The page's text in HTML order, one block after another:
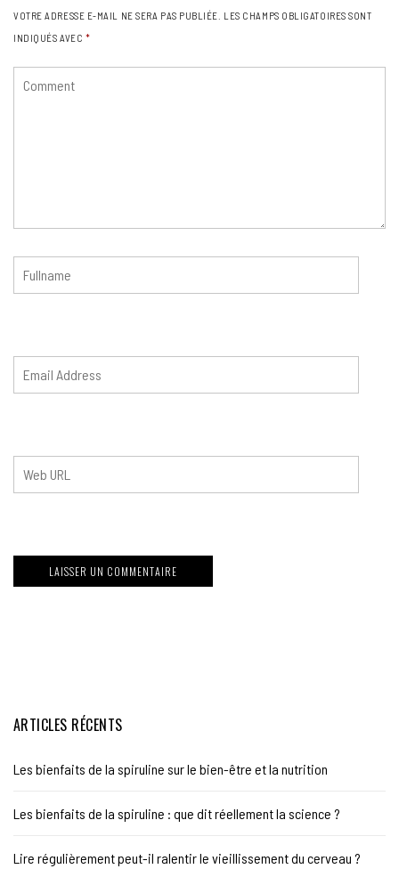
VOTRE ADRESSE E-MAIL NE SERA PAS PUBLIÉE.
LES CHAMPS OBLIGATOIRES SONT
INDIQUÉS AVEC *
ARTICLES RÉCENTS
Les bienfaits de la spiruline sur le bien-être et la nutrition
Les bienfaits de la spiruline : que dit réellement la science ?
Lire régulièrement peut-il ralentir le vieillissement du cerveau ?